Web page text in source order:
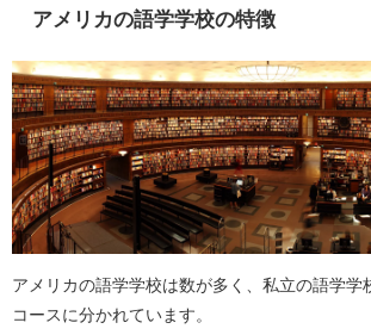
アメリカの語学学校の特徴
アメリカの語学学校は数が多く、私立の語学学
コースに分かれています。